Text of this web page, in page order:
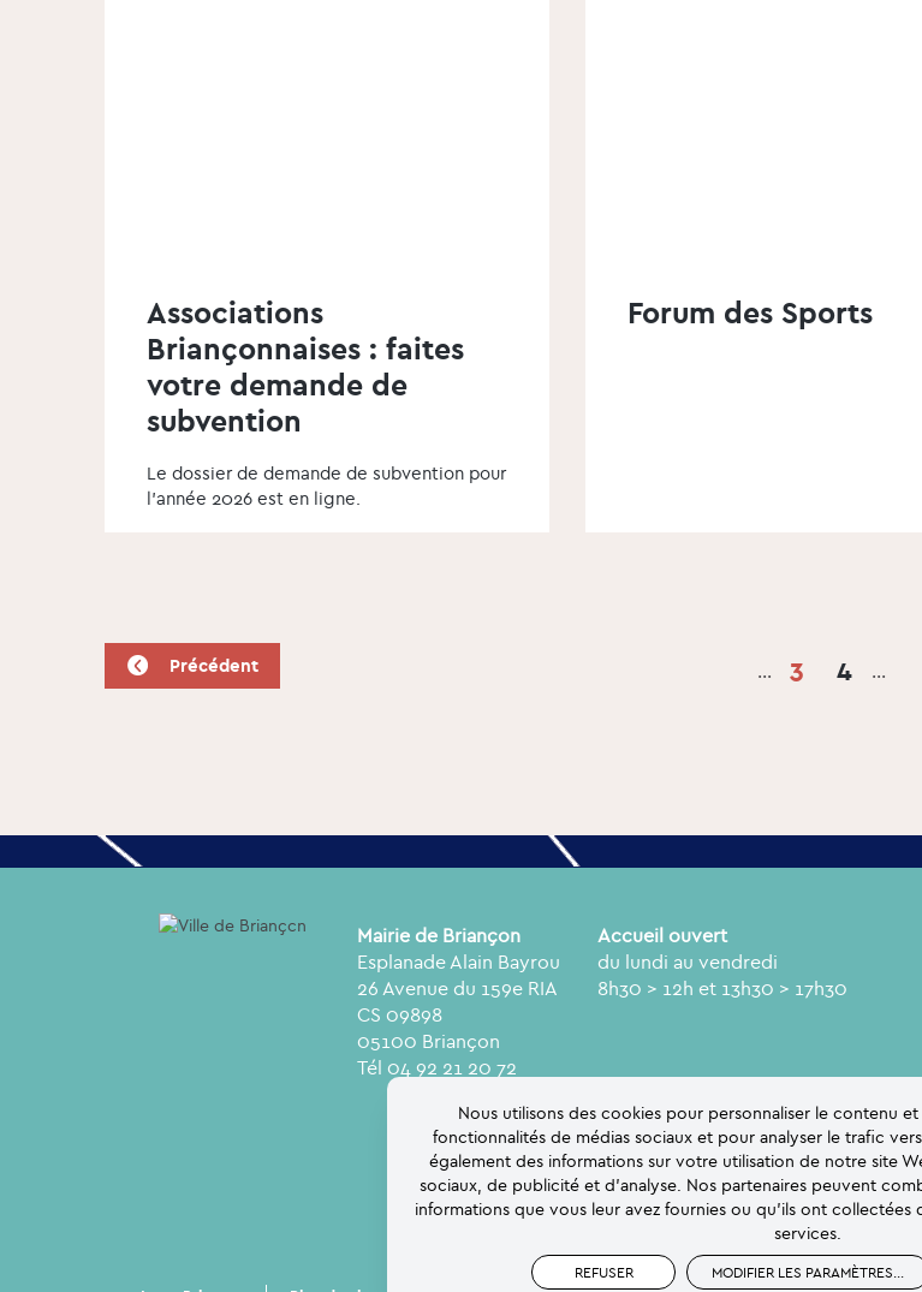
Associations
Briançonnaises : faites
votre demande de
subvention
Le dossier de demande de subvention pour
l'année 2026 est en ligne.
Forum des Sports
Précédent … 3 4 …
Mairie de Briançon
Esplanade Alain Bayrou
26 Avenue du 159e RIA
CS 09898
05100 Briançon
Tél 04 92 21 20 72
Accueil ouvert
du lundi au vendredi
8h30 > 12h et 13h30 > 17h30
Nous utilisons des cookies pour personnaliser le contenu
fonctionnalités de médias sociaux et pour analyser le trafic
également des informations sur votre utilisation de notre site
sociaux, de publicité et d'analyse. Nos partenaires peuvent
informations que vous leur avez fournies ou qu'ils ont collectées
services.
MODIFIER LES PARAMÈTRES...
REFUSER